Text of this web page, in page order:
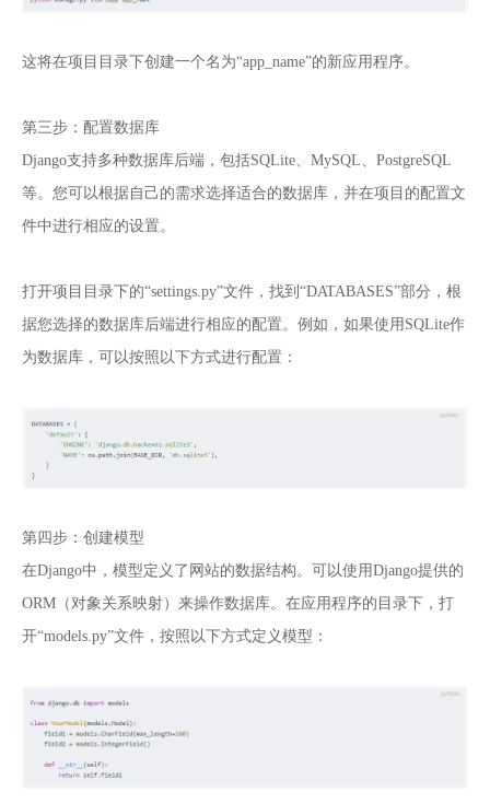
这将在项目目录下创建一个名为“app_name”的新应用程序。
第三步：配置数据库
Django支持多种数据库后端，包括SQLite、MySQL、PostgreSQL
等。您可以根据自己的需求选择适合的数据库，并在项目的配置文
件中进行相应的设置。
打开项目目录下的“settings.py”文件，找到“DATABASES”部分，根
据您选择的数据库后端进行相应的配置。例如，如果使用SQLite作
为数据库，可以按照以下方式进行配置：
第四步：创建模型
在Django中，模型定义了网站的数据结构。可以使用Django提供的
ORM（对象关系映射）来操作数据库。在应用程序的目录下，打
开“models.py”文件，按照以下方式定义模型：